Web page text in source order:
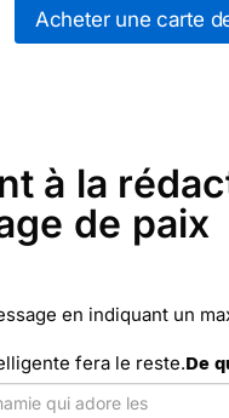
de voeux 2026 et
rapide et pas
Acheter une carte
à la
de paix
en indiquant un
fera le reste.De